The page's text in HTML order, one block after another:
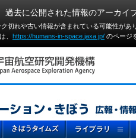
過去に公開された情報のアーカイ
ク切れや古い情報が含まれている可能性が
、 https://humans-in-space.jaxa.jp/ のページ